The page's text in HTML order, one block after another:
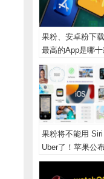
果粉、安卓粉下
最高的App是哪十
2021全球热门应
单出炉
果粉将不能用 Siri
Uber了！苹果公布
版iOS 15 禁用多
声控指令